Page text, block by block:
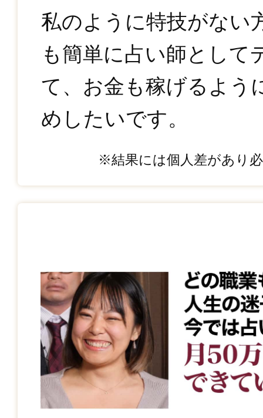
私のように特技がない
も簡単に占い師として
て、お金も稼げるよう
めしたいです。
※結果には個人差があり